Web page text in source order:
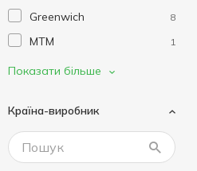
Greenwich 8
MTM 1
Mys Silicone
SNB 2
Слав Посуд 1
Показати більше
Країна-виробник